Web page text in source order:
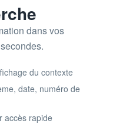
dans vos
du contexte
date, numéro de
accès rapide